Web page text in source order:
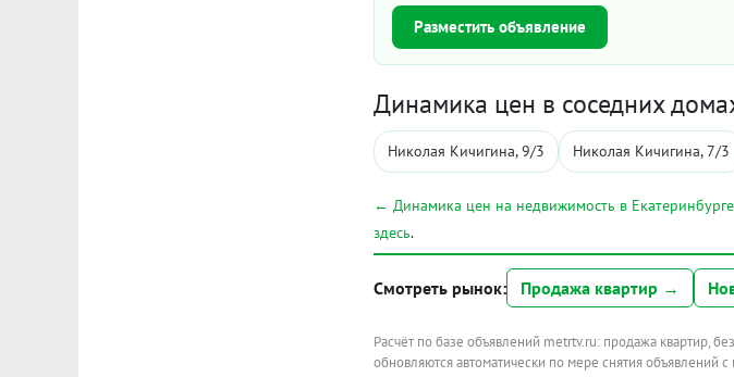
Разместить объявление
Динамика цен в соседних
Николая Кичигина, 9/3 Николая Кичигина, 7/3
← Динамика цен на недвижимость в Екатеринбурге
здесь.
Смотреть рынок: Продажа квартир →
Расчёт по базе объявлений metrtv.ru: продажа квартир,
обновляются автоматически по мере снятия объявлений с